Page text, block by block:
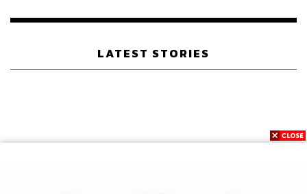
เรือนไทยที่ถูกซุกไว้
LATEST STORIES